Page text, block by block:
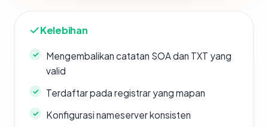
Kelebihan
Mengembalikan catatan SOA dan TXT yang
valid
Terdaftar pada registrar yang mapan
Konfigurasi nameserver konsisten